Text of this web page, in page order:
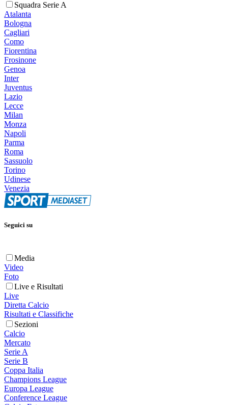
Squadra Serie A
Atalanta
Bologna
Cagliari
Como
Fiorentina
Frosinone
Genoa
Inter
Juventus
Lazio
Lecce
Milan
Monza
Napoli
Parma
Roma
Sassuolo
Torino
Udinese
Venezia
Seguici su
Media
Video
Foto
Live e Risultati
Live
Diretta Calcio
Risultati e Classifiche
Sezioni
Calcio
Mercato
Serie A
Serie B
Coppa Italia
Champions League
Europa League
Conference League